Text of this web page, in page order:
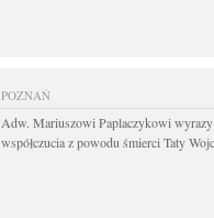
POZNAŃ
Adw. Mariuszowi Paplaczykowi wyrazy
współczucia z powodu śmierci Taty